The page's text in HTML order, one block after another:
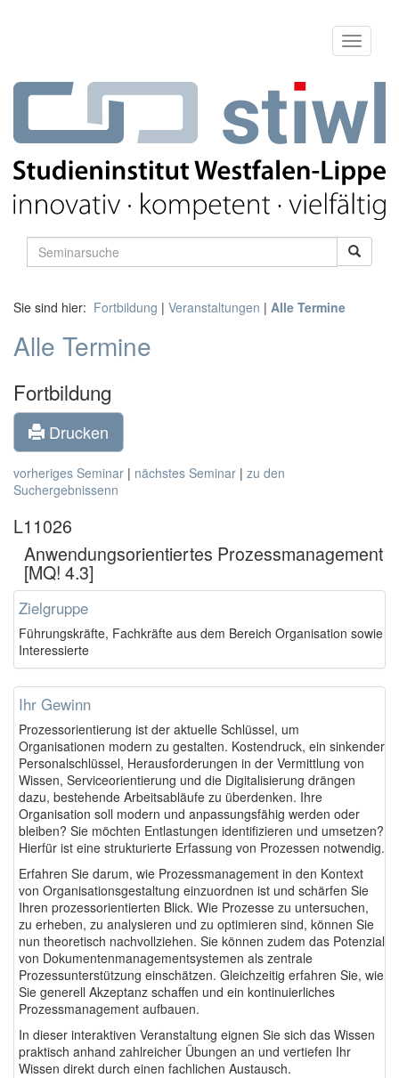
Sie sind hier: Fortbildung | Veranstaltungen | Alle Termine
Alle Termine
Fortbildung
Drucken
vorheriges Seminar | nächstes Seminar | zu den
Suchergebnissenn
L11026
Anwendungsorientiertes Prozessmanagement
[MQ! 4.3]
Zielgruppe
Führungskräfte, Fachkräfte aus dem Bereich Organisation sowie
Interessierte
Ihr Gewinn
Prozessorientierung ist der aktuelle Schlüssel, um
Organisationen modern zu gestalten. Kostendruck, ein sinkender
Personalschlüssel, Herausforderungen in der Vermittlung von
Wissen, Serviceorientierung und die Digitalisierung drängen
dazu, bestehende Arbeitsabläufe zu überdenken. Ihre
Organisation soll modern und anpassungsfähig werden oder
bleiben? Sie möchten Entlastungen identifizieren und umsetzen?
Hierfür ist eine strukturierte Erfassung von Prozessen notwendig.
Erfahren Sie darum, wie Prozessmanagement in den Kontext
von Organisationsgestaltung einzuordnen ist und schärfen Sie
Ihren prozessorientierten Blick. Wie Prozesse zu untersuchen,
zu erheben, zu analysieren und zu optimieren sind, können Sie
nun theoretisch nachvollziehen. Sie können zudem das Potenzial
von Dokumentenmanagementsystemen als zentrale
Prozessunterstützung einschätzen. Gleichzeitig erfahren Sie, wie
Sie generell Akzeptanz schaffen und ein kontinuierliches
Prozessmanagement aufbauen.
In dieser interaktiven Veranstaltung eignen Sie sich das Wissen
praktisch anhand zahlreicher Übungen an und vertiefen Ihr
Wissen direkt durch einen fachlichen Austausch.